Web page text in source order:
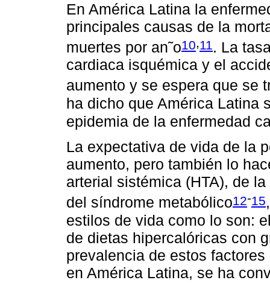
En América Latina la
principales causas de la
muertes por an˜o10,11. La
cardiaca isquémica y el
aumento y se espera que se
ha dicho que América Latina
epidemia de la enfermedad
La expectativa de vida de la
aumento, pero también lo
arterial sistémica (HTA), de
del síndrome metabólico12-15
estilos de vida como lo son:
de dietas hipercalóricas con
prevalencia de estos
en América Latina, se ha